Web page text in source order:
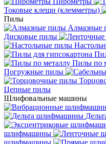
Токовые клещи (клемметры)
Пилы
Алмазные
Дисковые пилы
Пилы по
Погружные пилы
Цепные пилы
Шлифовальные машины
шлифмашины
шлифмашины